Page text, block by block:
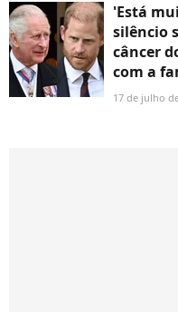
'Está
silêncio
câncer
com a
17 de julho